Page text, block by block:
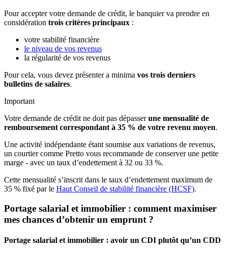
Pour accepter votre demande de crédit, le banquier va prendre en
considération trois critères principaux :
votre stabilité financière
le niveau de vos revenus
la régularité de vos revenus
Pour cela, vous devez présenter a minima vos trois derniers
bulletins de salaires.
Important
Votre demande de crédit ne doit pas dépasserune mensualité de
remboursement correspondant à 35 % de votre revenu moyen.
Une activité indépendante étant soumise aux variations de revenus,
un courtier comme Pretto vous recommande de conserver une petite
marge - avec un taux d’endettement à 32 ou 33 %.
Cette mensualité s’inscrit dans le taux d’endettement maximum de
35 % fixé par le Haut Conseil de stabilité financière (HCSF).
Portage salarial et immobilier : comment maximiser
mes chances d’obtenir un emprunt ?
Portage salarial et immobilier : avoir un CDI plutôt qu’un CDD